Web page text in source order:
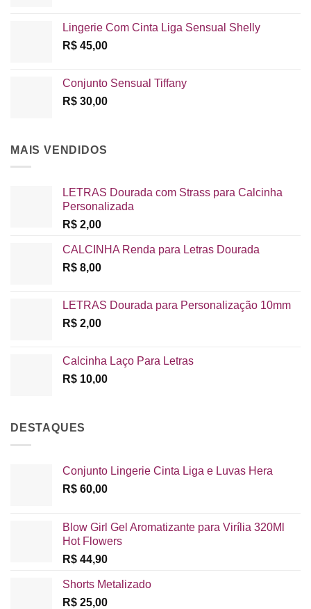
Lingerie Com Cinta Liga Sensual Shelly
R$ 45,00
Conjunto Sensual Tiffany
R$ 30,00
MAIS VENDIDOS
LETRAS Dourada com Strass para Calcinha
Personalizada
R$ 2,00
CALCINHA Renda para Letras Dourada
R$ 8,00
LETRAS Dourada para Personalização 10mm
R$ 2,00
Calcinha Laço Para Letras
R$ 10,00
DESTAQUES
Conjunto Lingerie Cinta Liga e Luvas Hera
R$ 60,00
Blow Girl Gel Aromatizante para Virília 320Ml
Hot Flowers
R$ 44,90
Shorts Metalizado
R$ 25,00